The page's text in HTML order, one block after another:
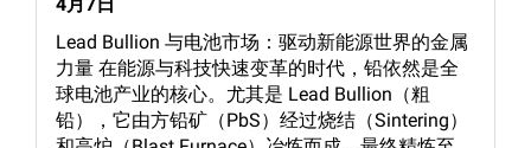
Lead Bullion 与电池市场：驱动新能源世界的金属
力量 在能源与科技快速变革的时代，铅依然是全
球电池产业的核心。尤其是 Lead Bullion（粗
铅），它由方铅矿（PbS）经过烧结（Sintering）